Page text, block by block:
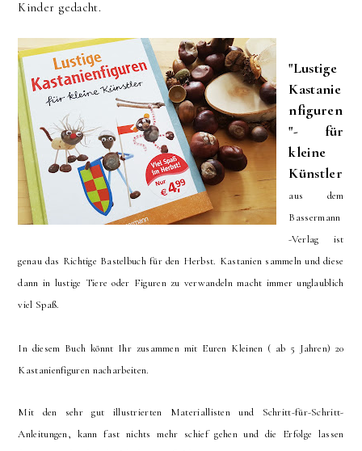
Kinder gedacht.
"Lustige
Kastanie
nfiguren
"- für
kleine
Künstler
aus dem
Bassermann
-Verlag ist
genau das Richtige Bastelbuch für den Herbst. Kastanien sammeln und diese
dann in lustige Tiere oder Figuren zu verwandeln macht immer unglaublich
viel Spaß.
In diesem Buch könnt Ihr zusammen mit Euren Kleinen ( ab 5 Jahren) 20
Kastanienfiguren nacharbeiten.
Mit den sehr gut illustrierten Materiallisten und Schritt-für-Schritt-
Anleitungen, kann fast nichts mehr schief gehen und die Erfolge lassen